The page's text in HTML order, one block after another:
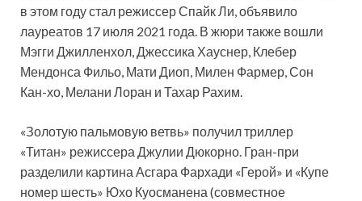
в этом году стал режиссер Спайк Ли, объявило
лауреатов 17 июля 2021 года. В жюри также вошли
Мэгги Джилленхол, Джессика Хауснер, Клебер
Мендонса Фильо, Мати Диоп, Милен Фармер, Сон
Кан-хо, Мелани Лоран и Тахар Рахим.
«Золотую пальмовую ветвь» получил триллер
«Титан» режиссера Джулии Дюкорно. Гран-при
разделили картина Асгара Фархади «Герой» и «Купе
номер шесть» Юхо Куосманена (совместное